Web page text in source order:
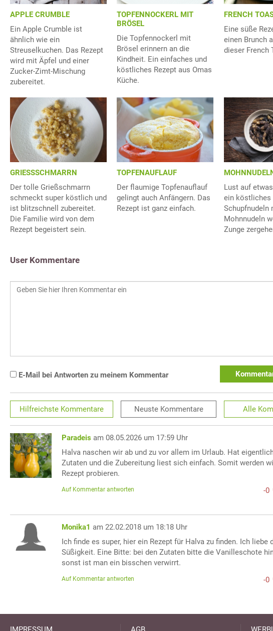
APPLE CRUMBLE
Ein Apple Crumble ist
ähnlich wie ein
Streuselkuchen. Das Rezept
wird mit Äpfel und einer
Zucker-Zimt-Mischung
zubereitet.
TOPFENNOCKERL MIT
BRÖSEL
Die Topfennockerl mit
Brösel erinnern an die
Kindheit. Ein einfaches und
köstliches Rezept aus Omas
Küche.
FRENCH
Eine süße
einen Brunch
dieser French
GRIESSSCHMARRN
Der tolle Grießschmarrn
schmeckt super köstlich und
ist blitzschnell zubereitet.
Die Familie wird von dem
Rezept begeistert sein.
TOPFENAUFLAUF
Der flaumige Topfenauflauf
gelingt auch Anfängern. Das
Rezept ist ganz einfach.
Lust auf
ein köstliches
Schupfnudeln
Mohnnudeln
Zunge
User Kommentare
E-Mail bei Antworten zu meinem Kommentar
Hilfreichste Kommentare Neuste Kommentare Alle
Paradeis am 08.05.2026 um 17:59 Uhr
Halva naschen wir ab und zu vor allem im Urlaub. Hat
Zutaten und die Zubereitung liest sich einfach. Somit werden
Rezept probieren.
-0
Auf Kommentar antworten
Monika1 am 22.02.2018 um 18:18 Uhr
Ich finde es super, hier ein Rezept für Halva zu finden. Ich liebe
Süßigkeit. Eine Bitte: bei den Zutaten bitte die Vanilleschote
sonst ist man ein bisschen verwirrt.
-0
Auf Kommentar antworten